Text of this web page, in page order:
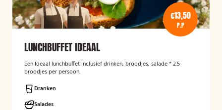
€13,50
P.P
LUNCHBUFFET IDEAAL
Een Ideaal lunchbuffet inclusief drinken, broodjes, salade * 2.5
broodjes per persoon.
Dranken
Salades